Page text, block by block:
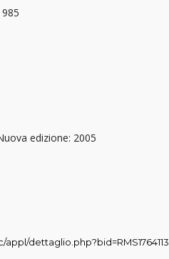
edizione: 2005
dettaglio.php?bid=RMS1764113